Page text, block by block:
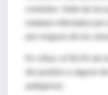
por ninguno de los
dio positivo a alguno
patógenos.